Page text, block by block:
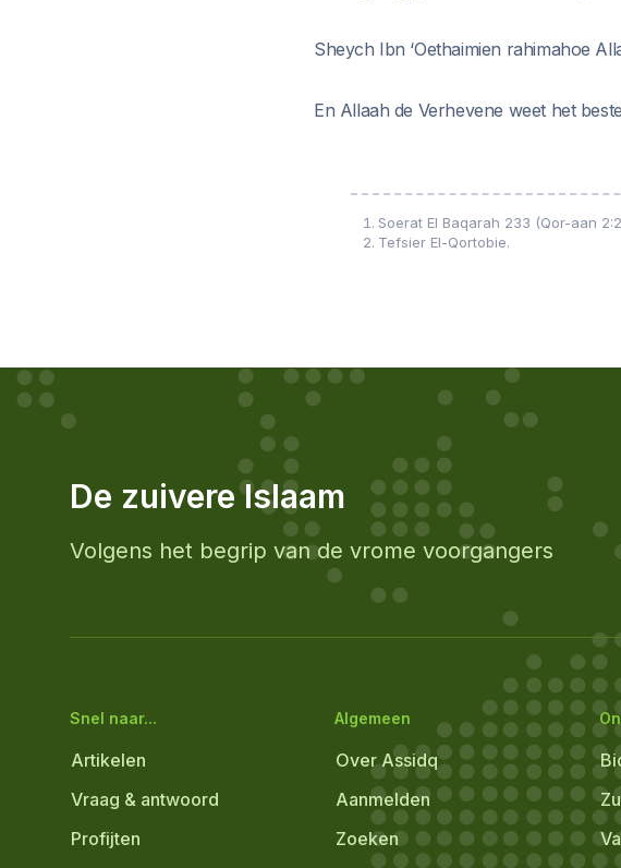
Sheych Ibn ‘Oethaimien rahimahoe
En Allaah de Verhevene weet het
Soerat El Baqarah 233 (Qor-aan
Tefsier El-Qortobie.
De zuivere Islaam
Volgens het begrip van de vrome voorgangers
Snel naar...
Artikelen
Vraag & antwoord
Profijten
Algemeen
Over Assidq
Aanmelden
Zoeken